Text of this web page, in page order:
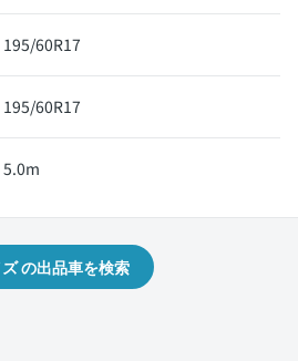
195/60R17
195/60R17
5.0m
の出品車を検索